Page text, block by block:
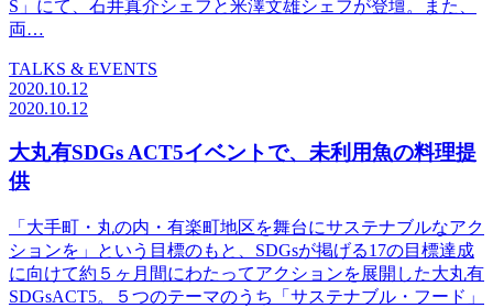
S」にて、石井真介シェフと米澤文雄シェフが登壇。また、
両…
TALKS & EVENTS
2020.10.12
2020.10.12
大丸有SDGs ACT5イベントで、未利用魚の料理提
供
「大手町・丸の内・有楽町地区を舞台にサステナブルなアク
ションを」という目標のもと、SDGsが掲げる17の目標達成
に向けて約５ヶ月間にわたってアクションを展開した大丸有
SDGsACT5。５つのテーマのうち「サステナブル・フード」